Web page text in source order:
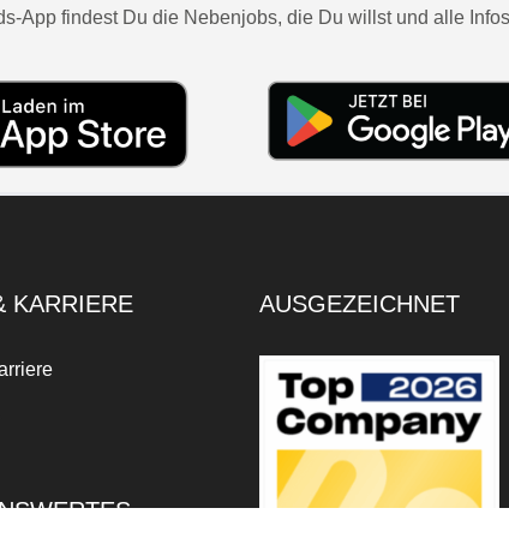
App findest Du die Nebenjobs, die Du willst und alle
KARRIERE AUSGEZEICHNET